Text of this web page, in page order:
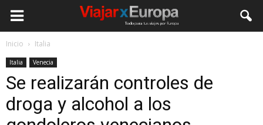
Viajar
por
Inicio Italia
Italia Venecia
Se realizarán controles de
droga y alcohol a los